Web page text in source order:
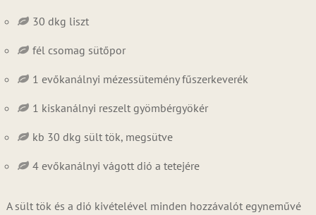
30 dkg liszt
fél csomag sütőpor
1 evőkanálnyi mézessütemény fűszerkeverék
1 kiskanálnyi reszelt gyömbérgyökér
kb 30 dkg sült tök, megsütve
4 evőkanálnyi vágott dió a tetejére
A sült tök és a dió kivételével minden hozzávalót egyneművé